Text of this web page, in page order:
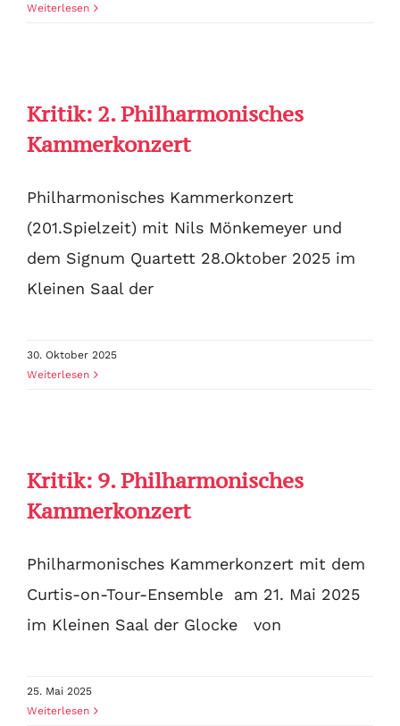
Weiterlesen
Kritik: 2. Philharmonisches
Kammerkonzert
Philharmonisches Kammerkonzert
(201.Spielzeit) mit Nils Mönkemeyer und
dem Signum Quartett 28.Oktober 2025 im
Kleinen Saal der
30. Oktober 2025
Weiterlesen
Kritik: 9. Philharmonisches
Kammerkonzert
Philharmonisches Kammerkonzert mit dem
Curtis-on-Tour-Ensemble am 21. Mai 2025
im Kleinen Saal der Glocke von
25. Mai 2025
Weiterlesen